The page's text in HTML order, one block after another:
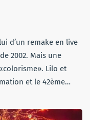
d’un remake en live
2002. Mais une
Lilo et
et le 42ème…